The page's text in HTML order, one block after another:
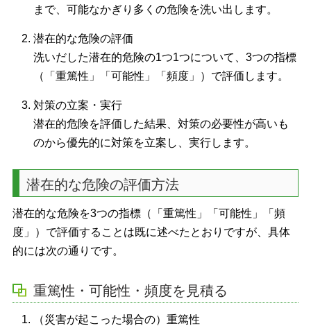
まで、可能なかぎり多くの危険を洗い出します。
潜在的な危険の評価
洗いだした潜在的危険の1つ1つについて、3つの指標
（「重篤性」「可能性」「頻度」）で評価します。
対策の立案・実行
潜在的危険を評価した結果、対策の必要性が高いも
のから優先的に対策を立案し、実行します。
潜在的な危険の評価方法
潜在的な危険を3つの指標（「重篤性」「可能性」「頻
度」）で評価することは既に述べたとおりですが、具体
的には次の通りです。
重篤性・可能性・頻度を見積る
（災害が起こった場合の）重篤性